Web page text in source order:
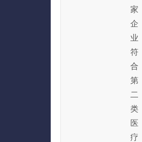
家
企
业
符
合
第
二
类
医
疗